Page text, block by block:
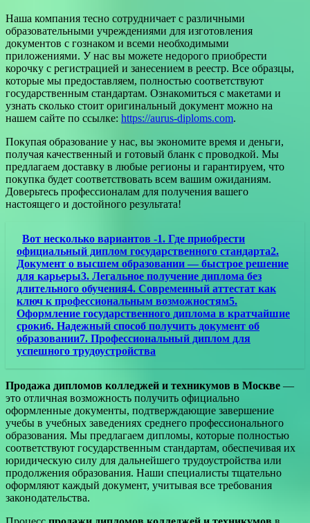
Наша компания тесно сотрудничает с различными
образовательными учреждениями для изготовления
документов с гознаком и всеми необходимыми
приложениями. У нас вы можете недорого приобрести
корочку с регистрацией и занесением в реестр. Все образцы,
которые мы предоставляем, полностью соответствуют
государственным стандартам. Ознакомиться с макетами и
узнать сколько стоит оригинальный документ можно на
нашем сайте по ссылке: https://aurus-diploms.com.
Покупая образование у нас, вы экономите время и деньги,
получая качественный и готовый бланк с проводкой. Мы
предлагаем доставку в любые регионы и гарантируем, что
покупка будет соответствовать всем вашим ожиданиям.
Доверьтесь профессионалам для получения вашего
настоящего и достойного результата!
Вот несколько вариантов -1. Где приобрести
официальный диплом государственного стандарта2.
Документ о высшем образовании — быстрое решение
для карьеры3. Легальное получение диплома без
длительного обучения4. Современный аттестат как
ключ к профессиональным возможностям5.
Оформление государственного диплома в кратчайшие
сроки6. Надежный способ получить документ об
образовании7. Профессиональный диплом для
успешного трудоустройства
Продажа дипломов колледжей и техникумов в Москве —
это отличная возможность получить официально
оформленные документы, подтверждающие завершение
учебы в учебных заведениях среднего профессионального
образования. Мы предлагаем дипломы, которые полностью
соответствуют государственным стандартам, обеспечивая их
юридическую силу для дальнейшего трудоустройства или
продолжения образования. Наши специалисты тщательно
оформляют каждый документ, учитывая все требования
законодательства.